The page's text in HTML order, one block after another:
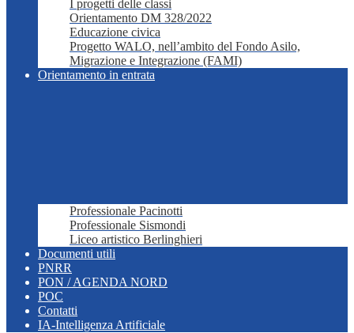
I progetti delle classi
Orientamento DM 328/2022
Educazione civica
Progetto WALO, nell’ambito del Fondo Asilo,
Migrazione e Integrazione (FAMI)
Orientamento in entrata
Professionale Pacinotti
Professionale Sismondi
Liceo artistico Berlinghieri
Documenti utili
PNRR
PON / AGENDA NORD
POC
Contatti
IA-Intelligenza Artificiale